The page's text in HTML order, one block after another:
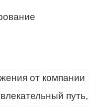
от компании
путь,